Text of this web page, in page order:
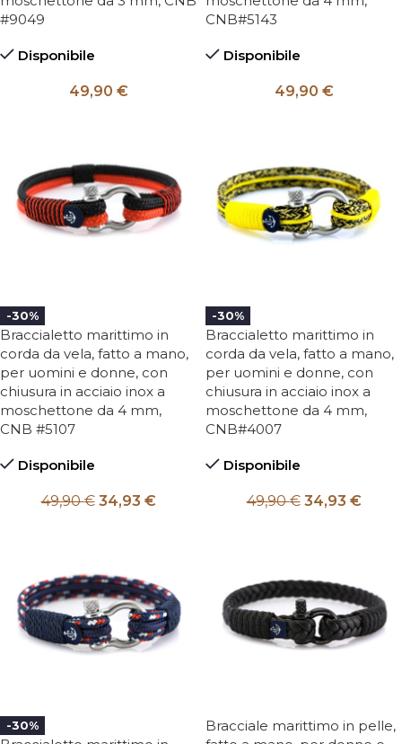
#9049
Disponibile
49,90 €
CNB#5143
Disponibile
49,90 €
-30%
Braccialetto marittimo in
corda da vela, fatto a mano,
per uomini e donne, con
chiusura in acciaio inox a
moschettone da 4 mm,
CNB #5107
Disponibile
49,90€ 34,93 €
-30%
Braccialetto marittimo in
corda da vela, fatto a mano,
per uomini e donne, con
chiusura in acciaio inox a
moschettone da 4 mm,
CNB#4007
Disponibile
49,90€ 34,93 €
-30%
Bracciale marittimo in pelle,